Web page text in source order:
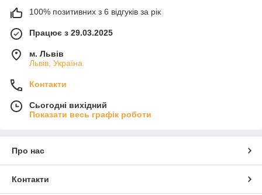
100% позитивних з 6 відгуків за рік
Працює з 29.03.2025
м. Львів
Львів, Україна
Контакти
Сьогодні вихідний
Показати весь графік роботи
Про нас
Контакти